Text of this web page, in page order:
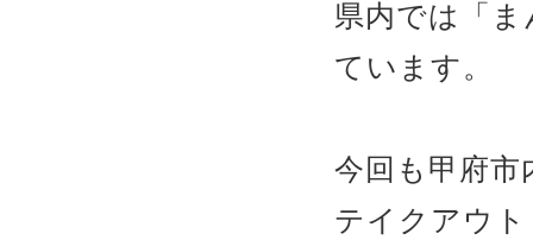
県内では「
ています。
今回も甲府
テイクアウ